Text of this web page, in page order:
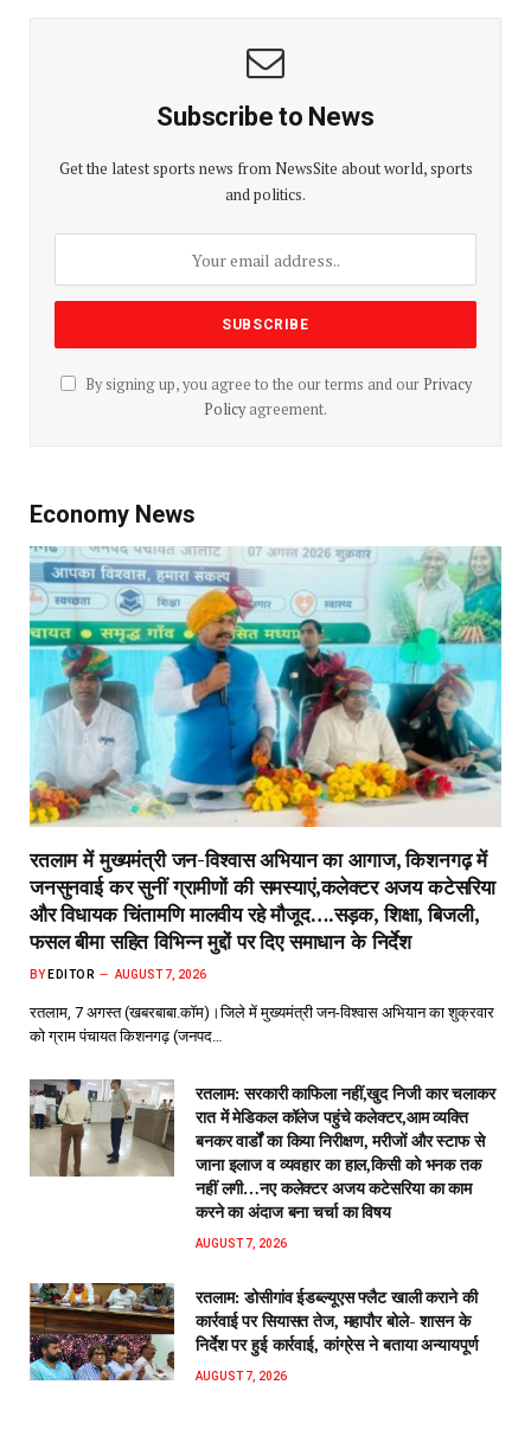
Subscribe to News
Get the latest sports news from NewsSite about world, sports
and politics.
By signing up, you agree to the our terms and our Privacy
Policyagreement.
Economy News
रतलाम में मुख्यमंत्री जन-विश्वास अभियान का आगाज, किशनगढ़ में
जनसुनवाई कर सुनीं ग्रामीणों की समस्याएं,कलेक्टर अजय कटेसरिया
और विधायक चिंतामणि मालवीय रहे मौजूद….सड़क, शिक्षा, बिजली,
फसल बीमा सहित विभिन्न मुद्दों पर दिए समाधान के निर्देश
BY EDITOR AUGUST 7, 2026
रतलाम, 7 अगस्त (खबरबाबा.कॉम)।जिले में मुख्यमंत्री जन-विश्वास अभियान का शुक्रवार
को ग्राम पंचायत किशनगढ़ (जनपद…
रतलाम: सरकारी काफिला नहीं,खुद निजी कार चलाकर
रात में मेडिकल कॉलेज पहुंचे कलेक्टर,आम व्यक्ति
बनकर वार्डों का किया निरीक्षण, मरीजों और स्टाफ से
जाना इलाज व व्यवहार का हाल,किसी को भनक तक
नहीं लगी…नए कलेक्टर अजय कटेसरिया का काम
करने का अंदाज बना चर्चा का विषय
AUGUST 7, 2026
रतलाम: डोसीगांव ईडब्ल्यूएस फ्लैट खाली कराने की
कार्रवाई पर सियासत तेज, महापौर बोले- शासन के
निर्देश पर हुई कार्रवाई, कांग्रेस ने बताया अन्यायपूर्ण
AUGUST 7, 2026